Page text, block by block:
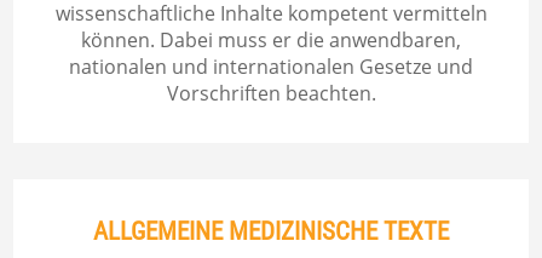
wissenschaftliche Inhalte kompetent vermitteln
können. Dabei muss er die anwendbaren,
nationalen und internationalen Gesetze und
Vorschriften beachten.
ALLGEMEINE MEDIZINISCHE TEXTE